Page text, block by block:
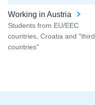
Working in Austria
Students from EU/EEC
countries, Croatia and "third
countries"